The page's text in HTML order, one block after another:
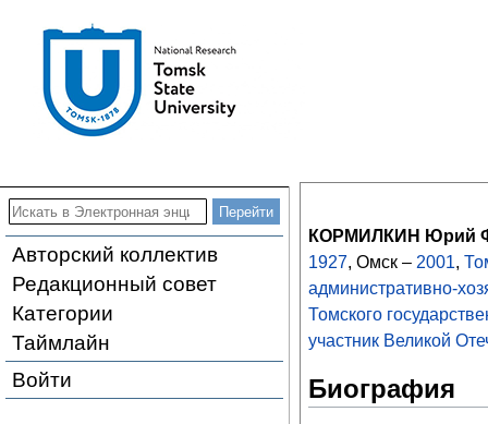
Авторский коллектив
Редакционный совет
Категории
Таймлайн
Войти
КОРМИЛКИН Юрий
1927, Омск – 2001,
административно-
Томского
участник Великой
Биография